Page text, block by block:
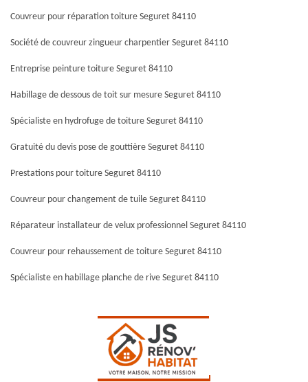
Couvreur pour réparation toiture Seguret 84110
Société de couvreur zingueur charpentier Seguret 84110
Entreprise peinture toiture Seguret 84110
Habillage de dessous de toit sur mesure Seguret 84110
Spécialiste en hydrofuge de toiture Seguret 84110
Gratuité du devis pose de gouttière Seguret 84110
Prestations pour toiture Seguret 84110
Couvreur pour changement de tuile Seguret 84110
Réparateur installateur de velux professionnel Seguret 84110
Couvreur pour rehaussement de toiture Seguret 84110
Spécialiste en habillage planche de rive Seguret 84110